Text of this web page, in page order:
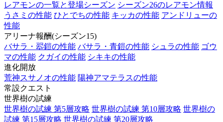
レアモンの一覧と登場シーズン シーズン26のレアモン情報
うさミの性能 ひとでちの性能 キッカの性能 アンドリューの
性能
アリーナ報酬(シーズン15)
バサラ・翆鎧の性能 バサラ・青鎧の性能 シュラの性能 ゴウ
マの性能 クガイの性能 シキキの性能
進化開放
荒神スサノオの性能 陽神アマテラスの性能
常設クエスト
世界樹の試練
世界樹の試練 第5層攻略 世界樹の試練 第10層攻略 世界樹の
試練 第15層攻略 世界樹の試練 第20層攻略